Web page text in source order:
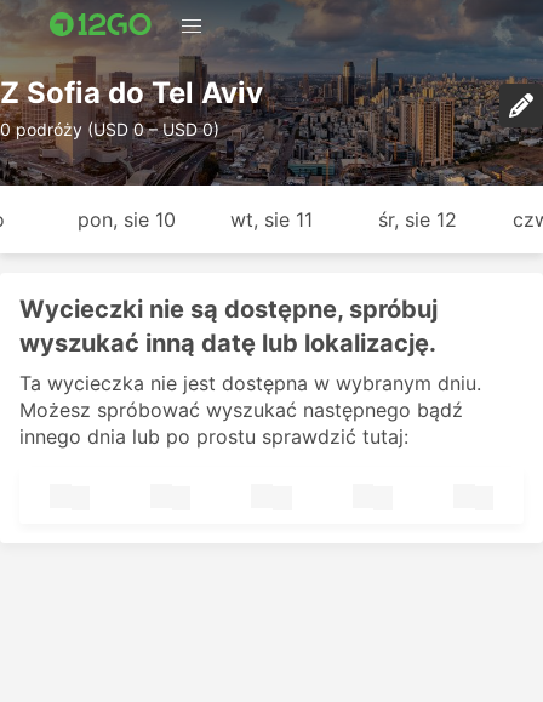
Z Sofia do Tel Aviv
0 podróży (USD 0 – USD 0)
pon, sie 10 wt, sie 11 śr, sie 12
Wycieczki nie są dostępne, spróbuj
wyszukać inną datę lub lokalizację.
Ta wycieczka nie jest dostępna w wybranym dniu.
Możesz spróbować wyszukać następnego bądź
innego dnia lub po prostu sprawdzić tutaj: